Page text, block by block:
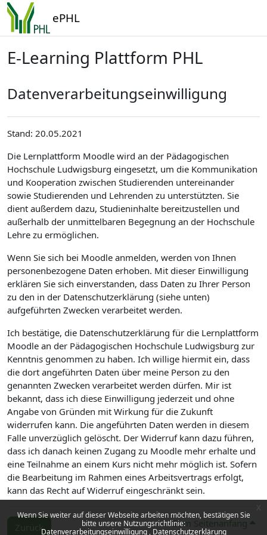
Zum Hauptinhalt
Wenn Sie weiter auf dieser Webseite arbeiten möchten, bestätigen Sie
bitte unsere Nutzungsrichtlinie:
Datenverarbeitungseinwilligung Datenschutzerklärung
x
ePHL
E-Learning Plattform PHL
Datenverarbeitungseinwilligung
Stand: 20.05.2021
Die Lernplattform Moodle wird an der Pädagogischen
Hochschule Ludwigsburg eingesetzt, um die Kommunikation
und Kooperation zwischen Studierenden untereinander
sowie Studierenden und Lehrenden zu unterstützten. Sie
dient außerdem dazu, Studieninhalte bereitzustellen und
außerhalb der unmittelbaren Begegnung an der Hochschule
Lehre zu ermöglichen.
Wenn Sie sich bei Moodle anmelden, werden von Ihnen
personenbezogene Daten erhoben. Mit dieser Einwilligung
erklären Sie sich einverstanden, dass Daten zu Ihrer Person
zu den in der Datenschutzerklärung (siehe unten)
aufgeführten Zwecken verarbeitet werden.
Ich bestätige, die Datenschutzerklärung für die Lernplattform
Moodle an der Pädagogischen Hochschule Ludwigsburg zur
Kenntnis genommen zu haben. Ich willige hiermit ein, dass
die dort angeführten Daten über meine Person zu den
genannten Zwecken verarbeitet werden dürfen. Mir ist
bekannt, dass ich diese Einwilligung jederzeit und ohne
Angabe von Gründen mit Wirkung für die Zukunft
widerrufen kann. Die angeführten Daten werden in diesem
Falle unverzüglich gelöscht. Der Widerruf kann dazu führen,
dass ich danach keinen Zugang zu Moodle mehr erhalte und
eine Teilnahme an einem Kurs nicht mehr möglich ist. Sofern
die Bearbeitung im Rahmen eines Arbeitsvertrags erfolgt,
kann das Recht auf Widerruf eingeschränkt sein.
Zurück Zum Seitenanfang